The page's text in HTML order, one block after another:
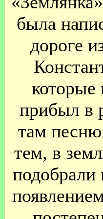
была
дороге
которые
прибыл в
там
тем, в